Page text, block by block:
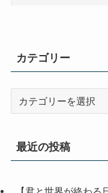
カテゴリー
リ
最近の投稿